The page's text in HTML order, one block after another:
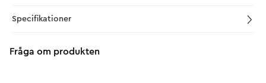
Specifikationer
Fråga om produkten